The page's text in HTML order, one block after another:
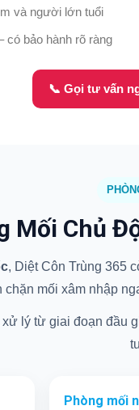
và người lớn tuổi
có bảo hành rõ ràng
📞 Gọi tư vấn
Mối Chủ
, Diệt Côn Trùng 365
chặn mối xâm nhập
xử lý từ giai đoạn đầu
Phòng mối